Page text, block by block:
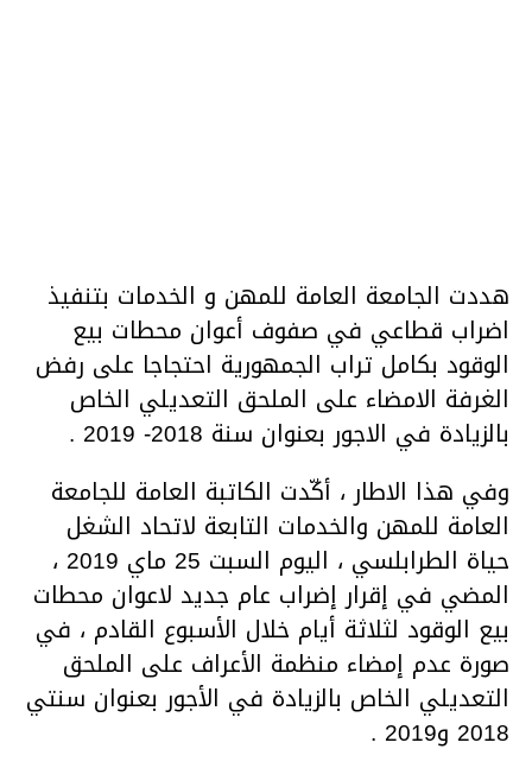
هددت الجامعة العامة للمهن و الخدمات بتنفيذ
اضراب قطاعي في صفوف أعوان محطات بيع
الوقود بكامل تراب الجمهورية احتجاجا على رفض
الغرفة الامضاء على الملحق التعديلي الخاص
بالزيادة في الاجور بعنوان سنة 2018- 2019 .
وفي هذا الاطار ، أكّدت الكاتبة العامة للجامعة
العامة للمهن والخدمات التابعة لاتحاد الشغل
حياة الطرابلسي ، اليوم السبت 25 ماي 2019 ،
المضي في إقرار إضراب عام جديد لاعوان محطات
بيع الوقود لثلاثة أيام خلال الأسبوع القادم ، في
صورة عدم إمضاء منظمة الأعراف على الملحق
التعديلي الخاص بالزيادة في الأجور بعنوان سنتي
2018 و2019 .